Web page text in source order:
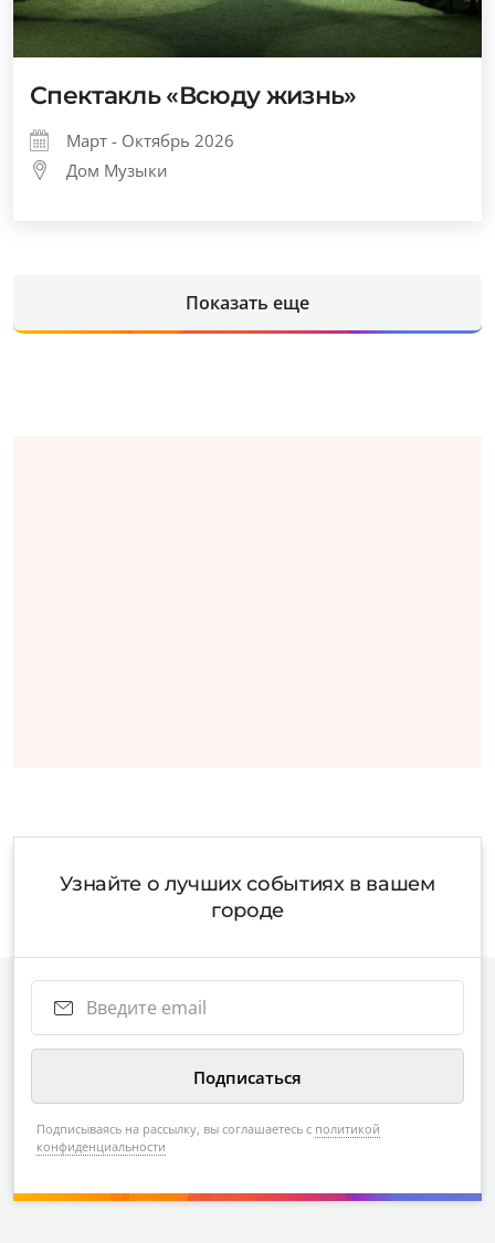
Спектакль «Всюду жизнь»
Март - Октябрь 2026
Дом Музыки
Показать еще
Узнайте о лучших событиях в вашем
городе
Подписываясь на рассылку, вы соглашаетесь с политикой
конфиденциальности